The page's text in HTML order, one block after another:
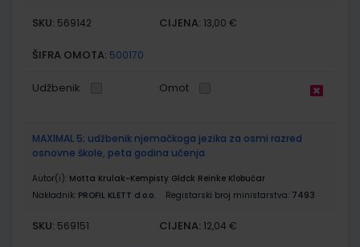
SKU: 569142 CIJENA: 13,00 €
ŠIFRA OMOTA: 500170
Udžbenik Omot
MAXIMAL 5; udžbenik njemačkoga jezika za osmi razred
osnovne škole, peta godina učenja
Autor(i): Motta Krulak-Kempisty Glđck Reinke Klobučar
Nakladnik: PROFIL KLETT d.o.o. Registarski broj ministarstva: 7493
SKU: 569151 CIJENA: 12,04 €